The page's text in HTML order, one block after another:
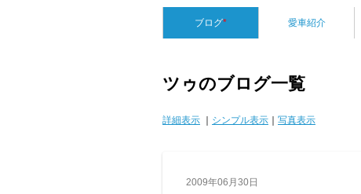
ブログ* 愛車紹介
ツゥのブログ一覧
詳細表示 シンプル表示 写真表示
2009年06月30日